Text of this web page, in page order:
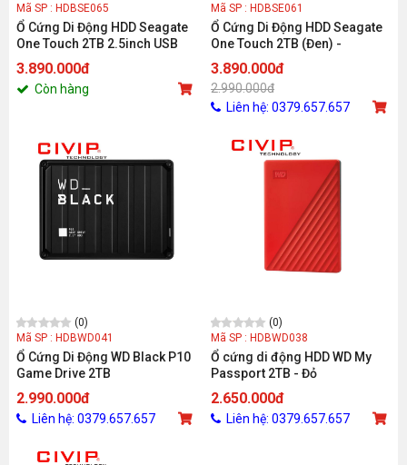
Mã SP : HDBSE065
Ổ Cứng Di Động HDD Seagate
One Touch 2TB 2.5inch USB
3.0 (Xám) - STKY2000404
3.890.000đ
Còn hàng
Mã SP : HDBSE061
Ổ Cứng Di Động HDD Seagate
One Touch 2TB (Đen) -
STKY2000400
3.890.000đ
2.990.000đ
Liên hệ: 0379.657.657
(0)
Mã SP : HDBWD041
Ổ Cứng Di Động WD Black P10
Game Drive 2TB
(WDBA2W0020BBK-WESN) -
ĐEN
2.990.000đ
Liên hệ: 0379.657.657
(0)
Mã SP : HDBWD038
Ổ cứng di động HDD WD My
Passport 2TB - Đỏ
2.650.000đ
Liên hệ: 0379.657.657